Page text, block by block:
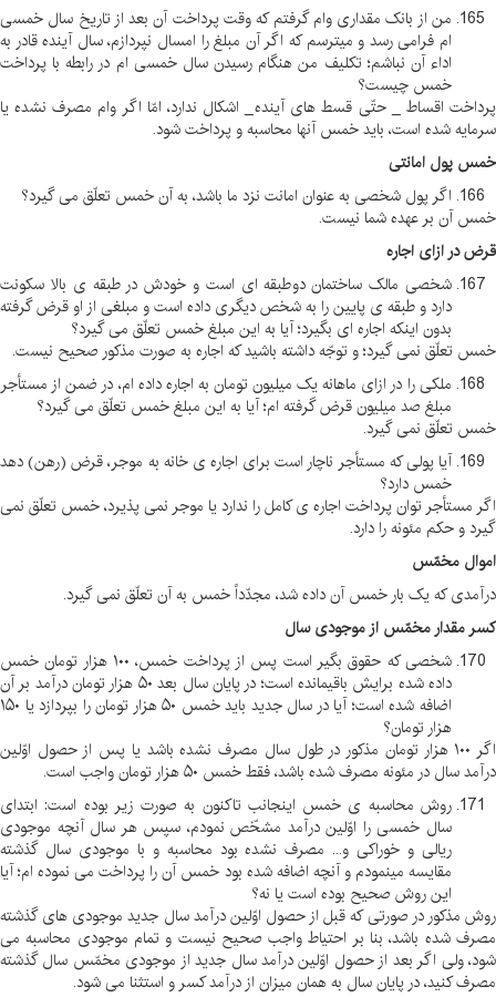
من از بانک مقداری وام گرفتم که وقت پرداخت آن بعد از تاریخ سال خمسی
ام فرامی رسد و میترسم که اگر آن مبلغ را امسال نپردازم، سال آینده قادر به
اداء آن نباشم؛ تکلیف من هنگام رسیدن سال خمسی ام در رابطه با پرداخت
خمس چیست؟
پرداخت اقساط _ حتّی قسط های آینده _ اشکال ندارد، امّا اگر وام مصرف نشده یا
سرمایه شده است، باید خمس آنها محاسبه و پرداخت شود.
خمس پول امانتی
اگر پول شخصی به عنوان امانت نزد ما باشد، به آن خمس تعلّق می گیرد؟
خمس آن بر عهده شما نیست.
قرض در ازای اجاره
شخصی مالک ساختمان دوطبقه ای است و خودش در طبقه ی بالا سکونت
دارد و طبقه ی پایین را به شخص دیگری داده است و مبلغی از او قرض گرفته
بدون اینکه اجاره ای بگیرد؛ آیا به این مبلغ خمس تعلّق می گیرد؟
خمس تعلّق نمی گیرد؛ و توجّه داشته باشید که اجاره به صورت مذکور صحیح نیست.
ملکی را در ازای ماهانه یک میلیون تومان به اجاره داده ام، در ضمن از مستأجر
مبلغ صد میلیون قرض گرفته ام؛ آیا به این مبلغ خمس تعلّق می گیرد؟
خمس تعلّق نمی گیرد.
آیا پولی که مستأجر ناچار است برای اجاره ی خانه به موجر، قرض (رهن) دهد
خمس دارد؟
اگر مستأجر توان پرداخت اجاره ی کامل را ندارد یا موجر نمی پذیرد، خمس تعلّق نمی
گیرد و حکم مئونه را دارد.
اموال مخمّس
درآمدی که یک بار خمس آن داده شد، مجدّداً خمس به آن تعلّق نمی گیرد.
کسر مقدار مخمّس از موجودی سال
شخصی که حقوق بگیر است پس از پرداخت خمس، ۱۰۰ هزار تومان خمس
داده شده برایش باقیمانده است؛ در پایان سال بعد ۵۰ هزار تومان درآمد بر آن
اضافه شده است؛ آیا در سال جدید باید خمس ۵۰ هزار تومان را بپردازد یا ۱۵۰
هزار تومان؟
اگر ۱۰۰ هزار تومان مذکور در طول سال مصرف نشده باشد یا پس از حصول اوّلین
درآمد سال در مئونه مصرف شده باشد، فقط خمس ۵۰ هزار تومان واجب است
.
روش محاسبه ی خمس اینجانب تاکنون به صورت زیر بوده است: ابتدای
سال خمسی را اوّلین درآمد مشخّص نمودم، سپس هر سال آنچه موجودی
ریالی و خوراکی و... مصرف نشده بود محاسبه و با موجودی سال گذشته
مقایسه مینمودم و آنچه اضافه شده بود خمس آن را پرداخت می نموده ام؛ آیا
این روش صحیح بوده است یا نه؟
روش مذکور در صورتی که قبل از حصول اوّلین درآمد سال جدید موجودی های گذشته
مصرف شده باشد، بنا بر احتیاط واجب صحیح نیست و تمام موجودی محاسبه می
شود، ولی اگر بعد از حصول اوّلین درآمد سال جدید از موجودی مخمّس سال گذشته
مصرف کنید، در پایان سال به همان میزان از درآمد کسر و استثنا می شود.